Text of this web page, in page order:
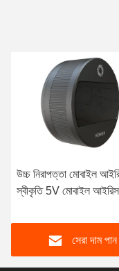
উচ্চ নিরাপত্তা মোবাইল
স্বীকৃতি 5V মোবাইল আইরিস
সেরা দাম পান